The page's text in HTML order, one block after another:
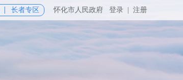
长者专区 怀化市人民政府 登录 注册